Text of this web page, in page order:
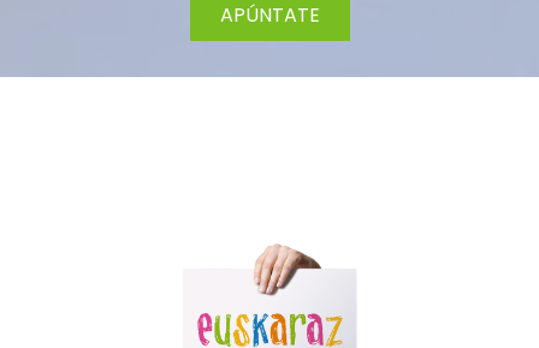
APÚNTATE